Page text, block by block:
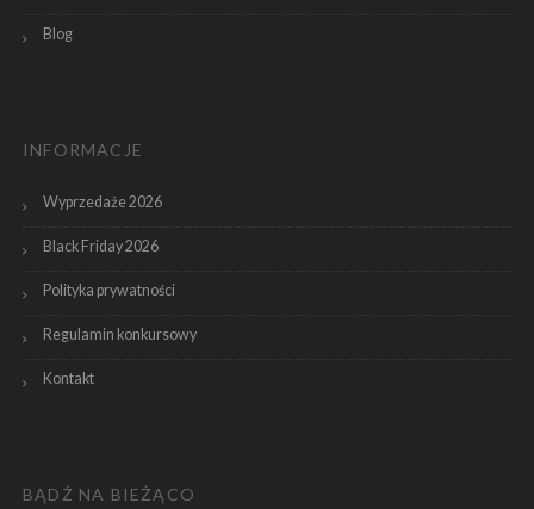
Blog
INFORMACJE
Wyprzedaże 2026
Black Friday 2026
Polityka prywatności
Regulamin konkursowy
Kontakt
BĄDŹ NA BIEŻĄCO